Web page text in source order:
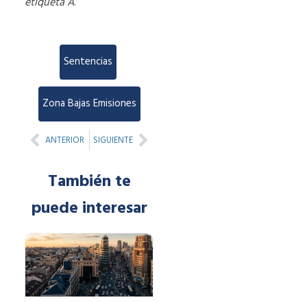
Sentencias
Zona Bajas Emisiones
Prev
ANTERIOR SIGUIENTENext
También te
puede interesar